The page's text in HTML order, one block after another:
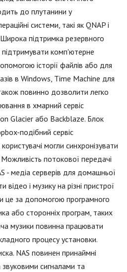
до плутанини у
системи, такі як QNAP і
підтримка резервного
комп'ютерне
історії файлів або для
в Windows, Time Machine для
повинно дозволити легко
в хмарний сервіс
Glacier або Backblaze. Блок
подібний сервіс
могли синхронізувати
потокової передачі
- медіа серверів для домашньої
і музику на різні пристрої
це за допомогою програмного
або сторонніх програм, таких
музики повинна працювати
процесу установки.
NAS повинен принаймні
сигналами та